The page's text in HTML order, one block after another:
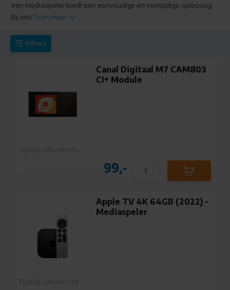
een mediaspeler biedt een eenvoudige en veelzijdige oplossing.
Bij onsToon meer
Filters
Canal Digitaal M7 CAM803
CI+ Module
99,-
Apple TV 4K 64GB (2022) -
Mediaspeler